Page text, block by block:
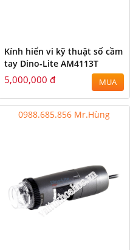
Kính hiển vi kỹ thuật số cầm
tay Dino-Lite AM4113T
5,000,000 đ MUA
0988.685.856 Mr.Hùng